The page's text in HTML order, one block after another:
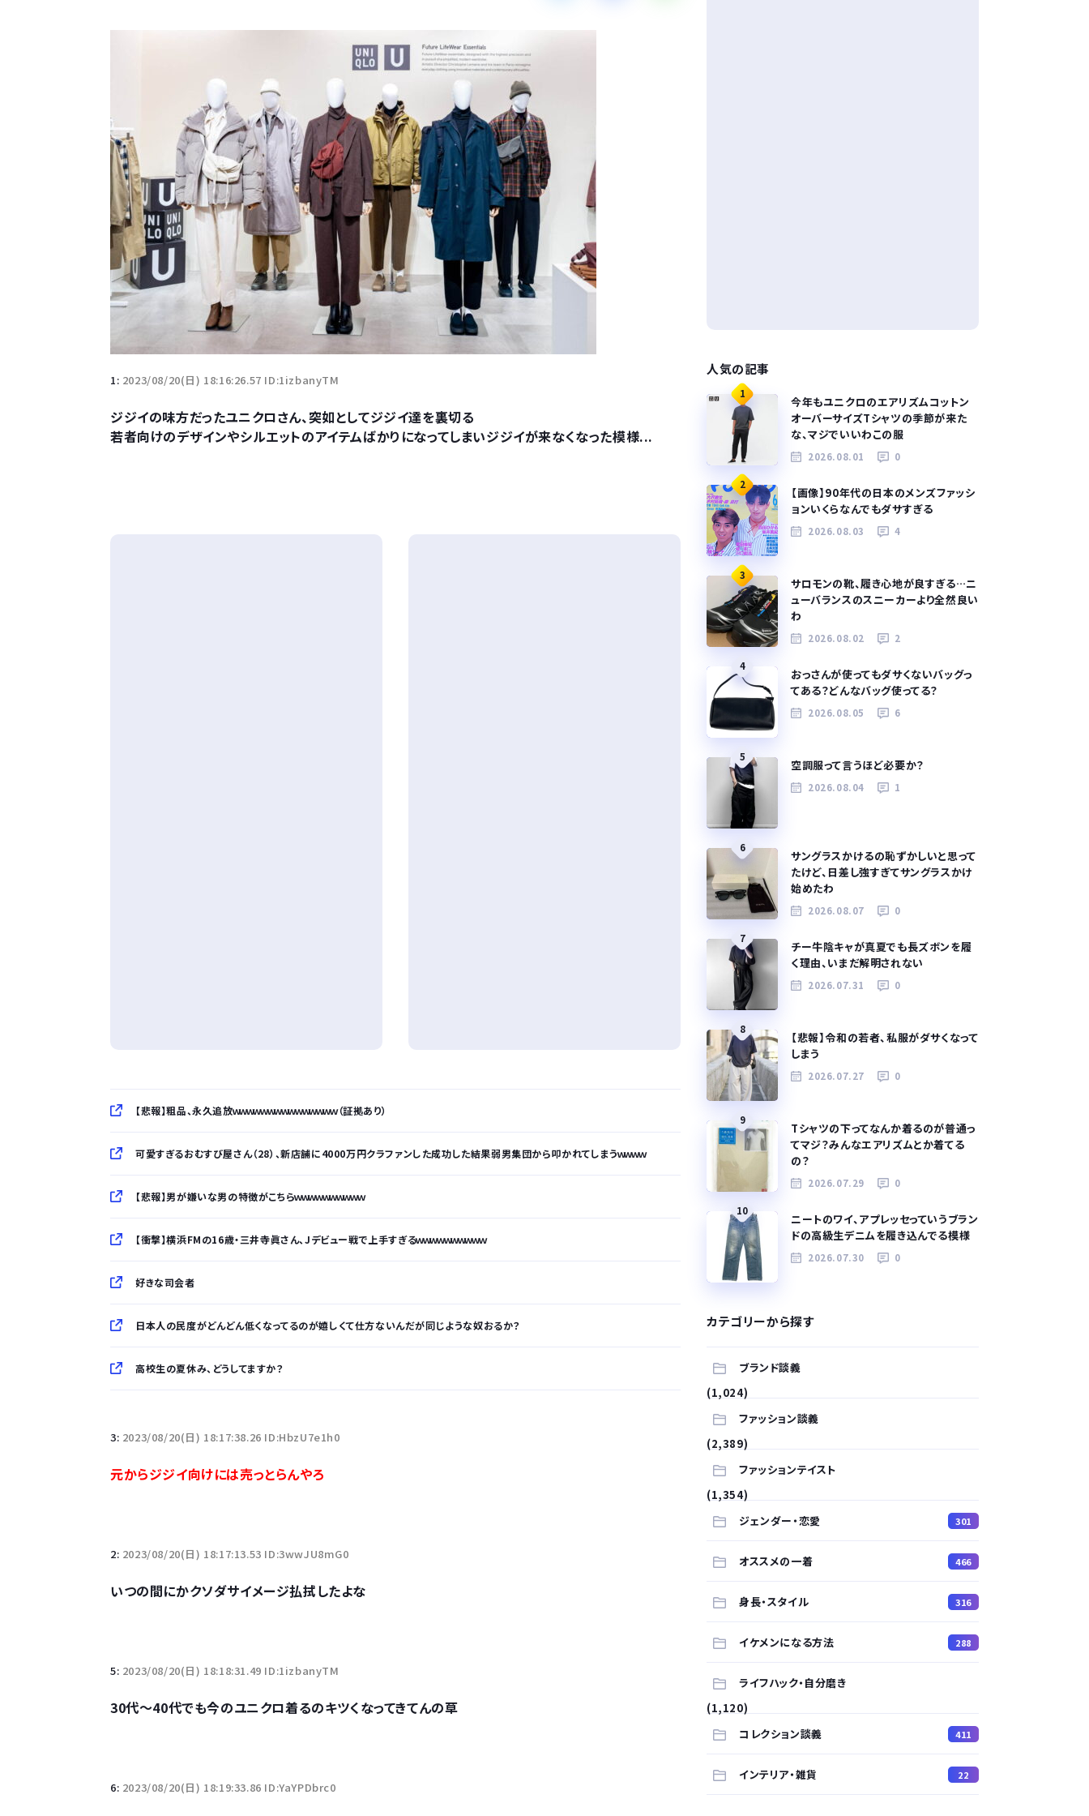
1: 2023/08/20(日) 18:16:26.57 ID:1izbanyTM
ジジイの味方だったユニクロさん、突如としてジジイ達を裏切る
若者向けのデザインやシルエットのアイテムばかりになってしまいジジイが来なくなった模様...
【悲報】粗品、永久追放ｗｗｗｗｗｗｗｗｗｗｗｗｗｗｗ（証拠あり）
可愛すぎるおむすび屋さん（28）、新店舗に4000万円クラファンした成功した結果弱男集団から叩かれてしまうｗｗｗｗ
【悲報】男が嫌いな男の特徴がこちらｗｗｗｗｗｗｗｗｗｗ
【衝撃】横浜FMの16歳・三井寺眞さん、Jデビュー戦で上手すぎるｗｗｗｗｗｗｗｗｗｗ
好きな司会者
日本人の民度がどんどん低くなってるのが嬉しくて仕方ないんだが同じような奴おるか？
高校生の夏休み、どうしてますか？
3: 2023/08/20(日) 18:17:38.26 ID:HbzU7e1h0
元からジジイ向けには売っとらんやろ
2: 2023/08/20(日) 18:17:13.53 ID:3wwJU8mG0
いつの間にかクソダサイメージ払拭したよな
5: 2023/08/20(日) 18:18:31.49 ID:1izbanyTM
30代～40代でも今のユニクロ着るのキツくなってきてんの草
6: 2023/08/20(日) 18:19:33.86 ID:YaYPDbrc0
人気の記事
1
今年もユニクロのエアリズムコットン
オーバーサイズTシャツの季節が来た
な、マジでいいわこの服
2026.08.01 0
2
【画像】90年代の日本のメンズファッシ
ョンいくらなんでもダサすぎる
2026.08.03 4
3
サロモンの靴、履き心地が良すぎる…ニ
ューバランスのスニーカーより全然良い
わ
2026.08.02 2
4
おっさんが使ってもダサくないバッグっ
てある？どんなバッグ使ってる？
2026.08.05 6
5
空調服って言うほど必要か？
2026.08.04 1
6
サングラスかけるの恥ずかしいと思って
たけど、日差し強すぎてサングラスかけ
始めたわ
2026.08.07 0
7
チー牛陰キャが真夏でも長ズボンを履
く理由、いまだ解明されない
2026.07.31 0
8
【悲報】令和の若者、私服がダサくなって
しまう
2026.07.27 0
9
Tシャツの下ってなんか着るのが普通っ
てマジ？みんなエアリズムとか着てる
の？
2026.07.29 0
10
ニートのワイ、アプレッセっていうブラン
ドの高級生デニムを履き込んでる模様
2026.07.30 0
カテゴリーから探す
ブランド談義
(1,024)
ファッション談義
(2,389)
ファッションテイスト
(1,354)
ジェンダー・恋愛
301
オススメの一着 466
身長・スタイル 316
イケメンになる方法 288
ライフハック・自分磨き
(1,120)
コレクション談義
411
インテリア・雑貨 22